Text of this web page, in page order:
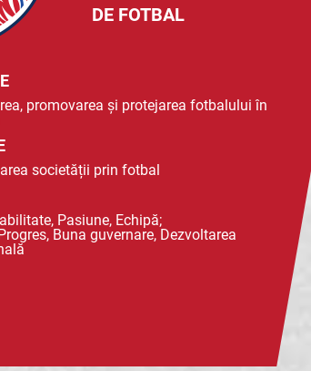
DE FOTBAL
promovarea și protejarea fotbalului în
societății prin fotbal
Pasiune, Echipă;
Buna guvernare, Dezvoltarea